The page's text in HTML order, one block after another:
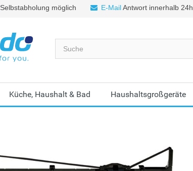
Selbstabholung möglich E-MailAntwort innerhalb 24h
Küche, Haushalt & Bad Haushaltsgroßgeräte